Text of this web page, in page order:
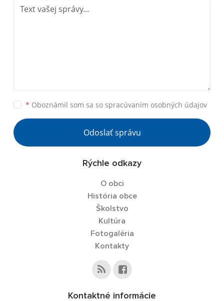
* Oboznámil som sa so spracúvaním osobných údajov
Odoslať správu
Rýchle odkazy
O obci
História obce
Školstvo
Kultúra
Fotogaléria
Kontakty
Kontaktné informácie